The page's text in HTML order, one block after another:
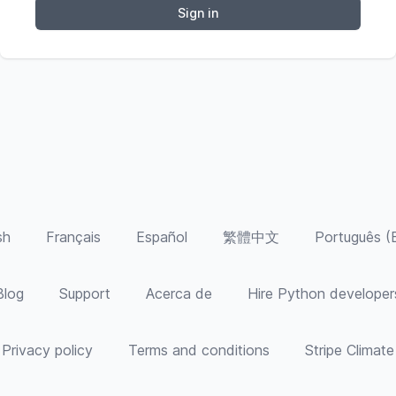
Sign in
Français Español 繁體中文 Português
Support Acerca de Hire Python
Privacy policy Terms and conditions Stripe Climate